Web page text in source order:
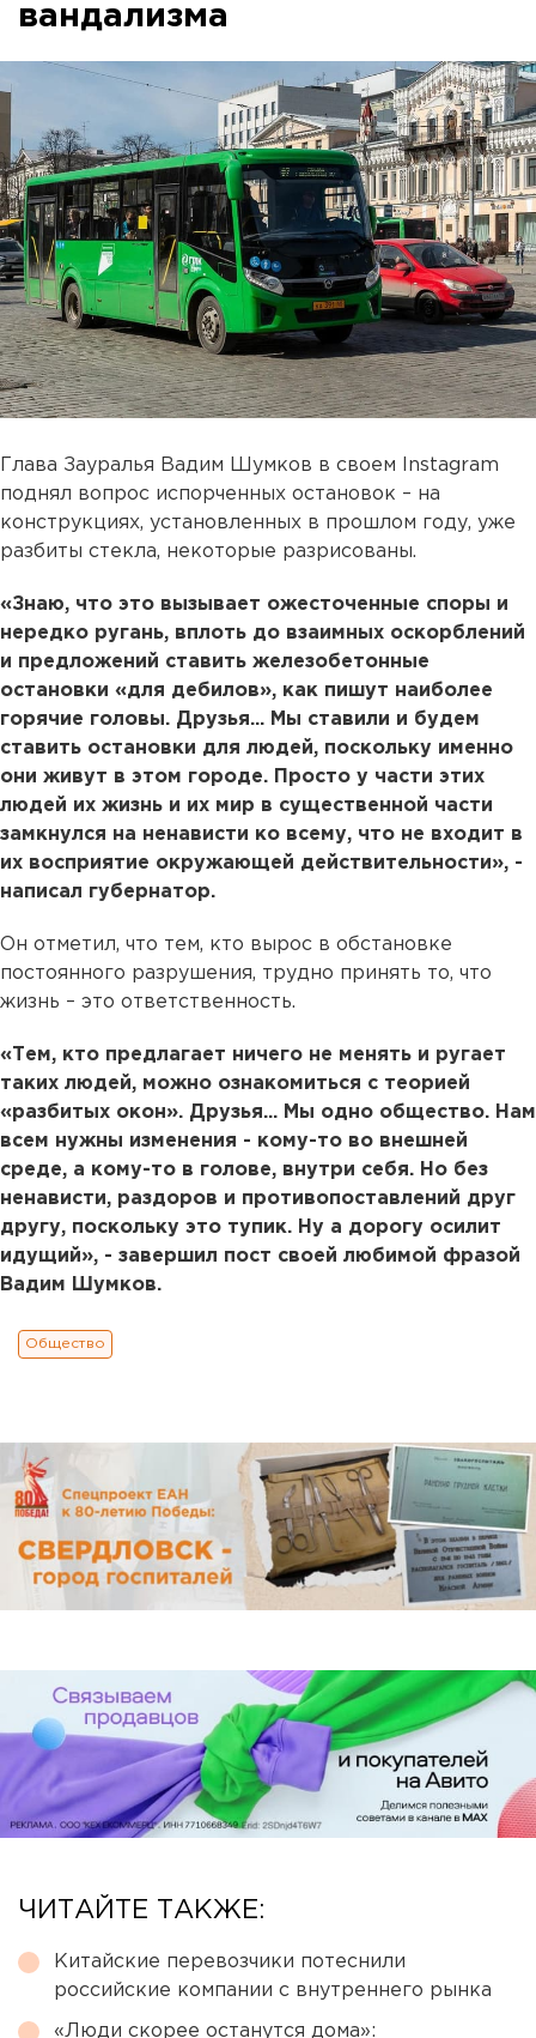
вандализма
Глава Зауралья Вадим Шумков в своем Instagram
поднял вопрос испорченных остановок – на
конструкциях, установленных в прошлом году, уже
разбиты стекла, некоторые разрисованы.
«Знаю, что это вызывает ожесточенные споры и
нередко ругань, вплоть до взаимных оскорблений
и предложений ставить железобетонные
остановки «для дебилов», как пишут наиболее
горячие головы. Друзья... Мы ставили и будем
ставить остановки для людей, поскольку именно
они живут в этом городе. Просто у части этих
людей их жизнь и их мир в существенной части
замкнулся на ненависти ко всему, что не входит в
их восприятие окружающей действительности», -
написал губернатор.
Он отметил, что тем, кто вырос в обстановке
постоянного разрушения, трудно принять то, что
жизнь – это ответственность.
«Тем, кто предлагает ничего не менять и ругает
таких людей, можно ознакомиться с теорией
«разбитых окон». Друзья... Мы одно общество. Нам
всем нужны изменения - кому-то во внешней
среде, а кому-то в голове, внутри себя. Но без
ненависти, раздоров и противопоставлений друг
другу, поскольку это тупик. Ну а дорогу осилит
идущий», - завершил пост своей любимой фразой
Вадим Шумков.
Общество
ЧИТАЙТЕ ТАКЖЕ:
Китайские перевозчики потеснили
российские компании с внутреннего рынка
«Люди скорее останутся дома»: